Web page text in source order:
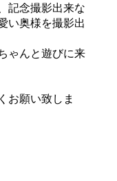
記念撮影出来な
い奥様を撮影出
ゃんと遊びに来
お願い致しま